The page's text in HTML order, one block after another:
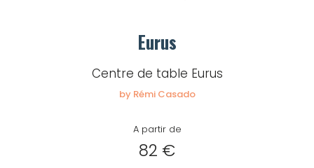
Eurus
Centre de table Eurus
by Rémi Casado
A partir de
82 €